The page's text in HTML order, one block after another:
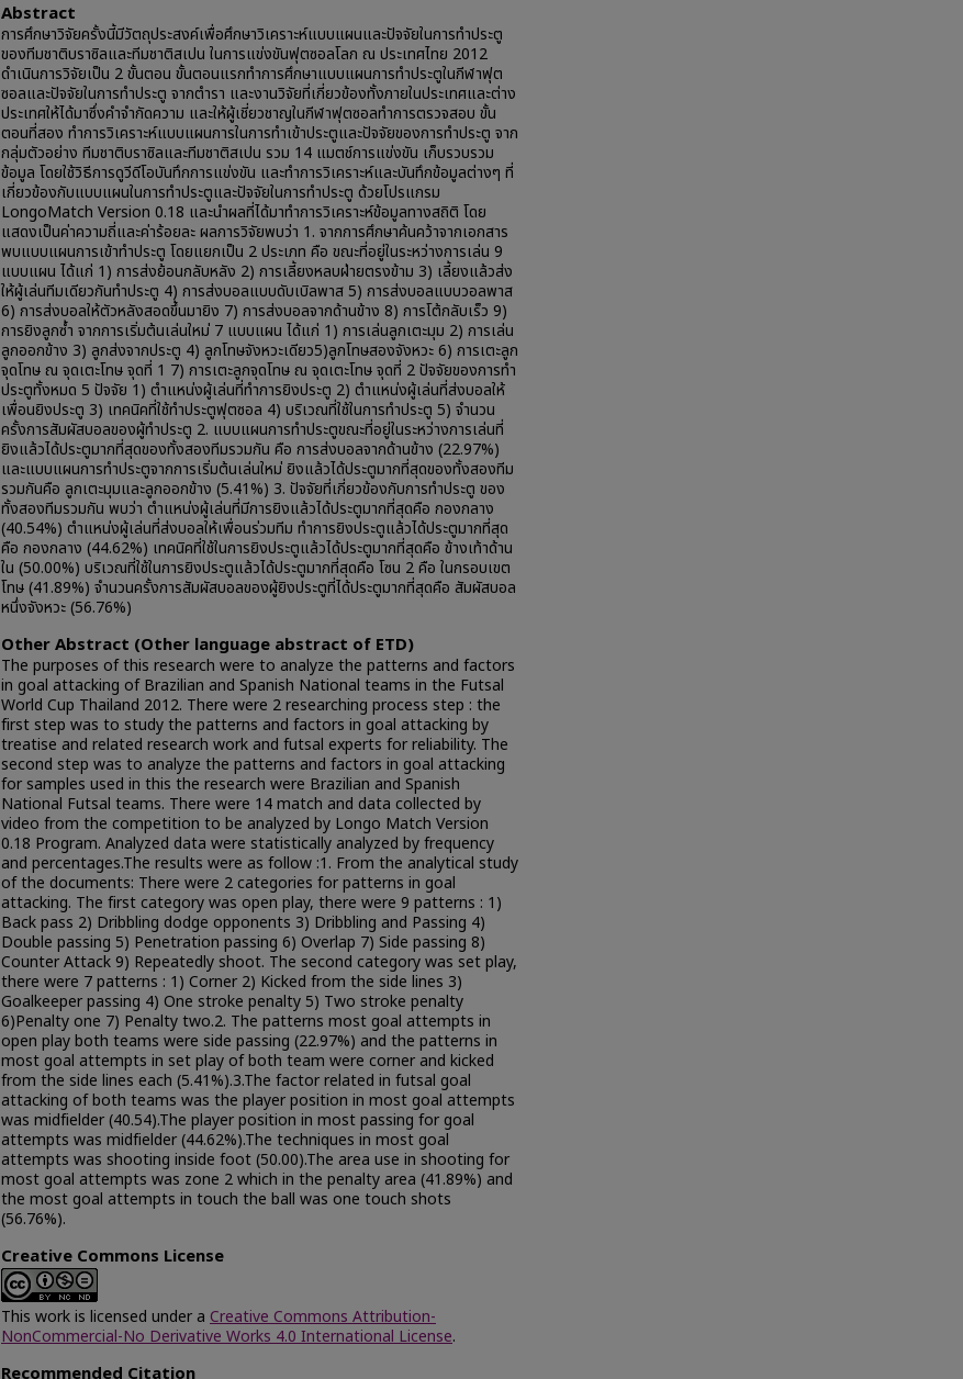
Abstract
การศึกษาวิจัยครั้งนี้มีวัตถุประสงค์เพื่อศึกษาวิเคราะห์แบบแผนและปัจจัยในการทำประตู
ของทีมชาติบราซิลและทีมชาติสเปน ในการแข่งขันฟุตซอลโลก ณ ประเทศไทย 2012
ดำเนินการวิจัยเป็น 2 ขั้นตอน ขั้นตอนแรกทำการศึกษาแบบแผนการทำประตูในกีฬาฟุต
ซอลและปัจจัยในการทำประตู จากตำรา และงานวิจัยที่เกี่ยวข้องทั้งภายในประเทศและต่าง
ประเทศให้ได้มาซึ่งคำจำกัดความ และให้ผู้เชี่ยวชาญในกีฬาฟุตซอลทำการตรวจสอบ ขั้น
ตอนที่สอง ทำการวิเคราะห์แบบแผนการในการทำเข้าประตูและปัจจัยของการทำประตู จาก
กลุ่มตัวอย่าง ทีมชาติบราซิลและทีมชาติสเปน รวม 14 แมตช์การแข่งขัน เก็บรวบรวม
ข้อมูล โดยใช้วิธีการดูวีดีโอบันทึกการแข่งขัน และทำการวิเคราะห์และบันทึกข้อมูลต่างๆ ที่
เกี่ยวข้องกับแบบแผนในการทำประตูและปัจจัยในการทำประตู ด้วยโปรแกรม
LongoMatch Version 0.18 และนำผลที่ได้มาทำการวิเคราะห์ข้อมูลทางสถิติ โดย
แสดงเป็นค่าความถี่และค่าร้อยละ ผลการวิจัยพบว่า 1. จากการศึกษาค้นคว้าจากเอกสาร
พบแบบแผนการเข้าทำประตู โดยแยกเป็น 2 ประเภท คือ ขณะที่อยู่ในระหว่างการเล่น 9
แบบแผน ได้แก่ 1) การส่งย้อนกลับหลัง 2) การเลี้ยงหลบฝ่ายตรงข้าม 3) เลี้ยงแล้วส่ง
ให้ผู้เล่นทีมเดียวกันทำประตู 4) การส่งบอลแบบดับเบิลพาส 5) การส่งบอลแบบวอลพาส
6) การส่งบอลให้ตัวหลังสอดขึ้นมายิง 7) การส่งบอลจากด้านข้าง 8) การโต้กลับเร็ว 9)
การยิงลูกซ้ำ จากการเริ่มต้นเล่นใหม่ 7 แบบแผน ได้แก่ 1) การเล่นลูกเตะมุม 2) การเล่น
ลูกออกข้าง 3) ลูกส่งจากประตู 4) ลูกโทษจังหวะเดียว5)ลูกโทษสองจังหวะ 6) การเตะลูก
จุดโทษ ณ จุดเตะโทษ จุดที่ 1 7) การเตะลูกจุดโทษ ณ จุดเตะโทษ จุดที่ 2 ปัจจัยของการทำ
ประตูทั้งหมด 5 ปัจจัย 1) ตำแหน่งผู้เล่นที่ทำการยิงประตู 2) ตำแหน่งผู้เล่นที่ส่งบอลให้
เพื่อนยิงประตู 3) เทคนิคที่ใช้ทำประตูฟุตซอล 4) บริเวณที่ใช้ในการทำประตู 5) จำนวน
ครั้งการสัมผัสบอลของผู้ทำประตู 2. แบบแผนการทำประตูขณะที่อยู่ในระหว่างการเล่นที่
ยิงแล้วได้ประตูมากที่สุดของทั้งสองทีมรวมกัน คือ การส่งบอลจากด้านข้าง (22.97%)
และแบบแผนการทำประตูจากการเริ่มต้นเล่นใหม่ ยิงแล้วได้ประตูมากที่สุดของทั้งสองทีม
รวมกันคือ ลูกเตะมุมและลูกออกข้าง (5.41%) 3. ปัจจัยที่เกี่ยวข้องกับการทำประตู ของ
ทั้งสองทีมรวมกัน พบว่า ตำแหน่งผู้เล่นที่มีการยิงแล้วได้ประตูมากที่สุดคือ กองกลาง
(40.54%) ตำแหน่งผู้เล่นที่ส่งบอลให้เพื่อนร่วมทีม ทำการยิงประตูแล้วได้ประตูมากที่สุด
คือ กองกลาง (44.62%) เทคนิคที่ใช้ในการยิงประตูแล้วได้ประตูมากที่สุดคือ ข้างเท้าด้าน
ใน (50.00%) บริเวณที่ใช้ในการยิงประตูแล้วได้ประตูมากที่สุดคือ โซน 2 คือ ในกรอบเขต
โทษ (41.89%) จำนวนครั้งการสัมผัสบอลของผู้ยิงประตูที่ได้ประตูมากที่สุดคือ สัมผัสบอล
หนึ่งจังหวะ (56.76%)
Other Abstract (Other language abstract of ETD)
The purposes of this research were to analyze the patterns and factors
in goal attacking of Brazilian and Spanish National teams in the Futsal
World Cup Thailand 2012. There were 2 researching process step : the
first step was to study the patterns and factors in goal attacking by
treatise and related research work and futsal experts for reliability. The
second step was to analyze the patterns and factors in goal attacking
for samples used in this the research were Brazilian and Spanish
National Futsal teams. There were 14 match and data collected by
video from the competition to be analyzed by Longo Match Version
0.18 Program. Analyzed data were statistically analyzed by frequency
and percentages.The results were as follow :1. From the analytical study
of the documents: There were 2 categories for patterns in goal
attacking. The first category was open play, there were 9 patterns : 1)
Back pass 2) Dribbling dodge opponents 3) Dribbling and Passing 4)
Double passing 5) Penetration passing 6) Overlap 7) Side passing 8)
Counter Attack 9) Repeatedly shoot. The second category was set play,
there were 7 patterns : 1) Corner 2) Kicked from the side lines 3)
Goalkeeper passing 4) One stroke penalty 5) Two stroke penalty
6)Penalty one 7) Penalty two.2. The patterns most goal attempts in
open play both teams were side passing (22.97%) and the patterns in
most goal attempts in set play of both team were corner and kicked
from the side lines each (5.41%).3.The factor related in futsal goal
attacking of both teams was the player position in most goal attempts
was midfielder (40.54).The player position in most passing for goal
attempts was midfielder (44.62%).The techniques in most goal
attempts was shooting inside foot (50.00).The area use in shooting for
most goal attempts was zone 2 which in the penalty area (41.89%) and
the most goal attempts in touch the ball was one touch shots
(56.76%).
Creative Commons License
This work is licensed under a Creative Commons Attribution-
NonCommercial-No Derivative Works 4.0 International License.